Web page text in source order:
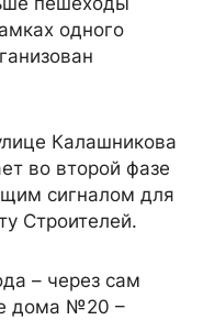
одного
Калашникова
во второй фазе
сигналом для
Строителей.
– через сам
дома №20 –